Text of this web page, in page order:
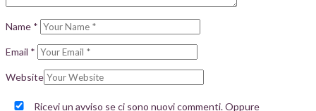
Name *
Email *
Website
Ricevi un avviso se ci sono nuovi commenti. Oppure